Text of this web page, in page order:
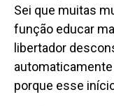
Sei que muitas
função educar
libertador
porque esse